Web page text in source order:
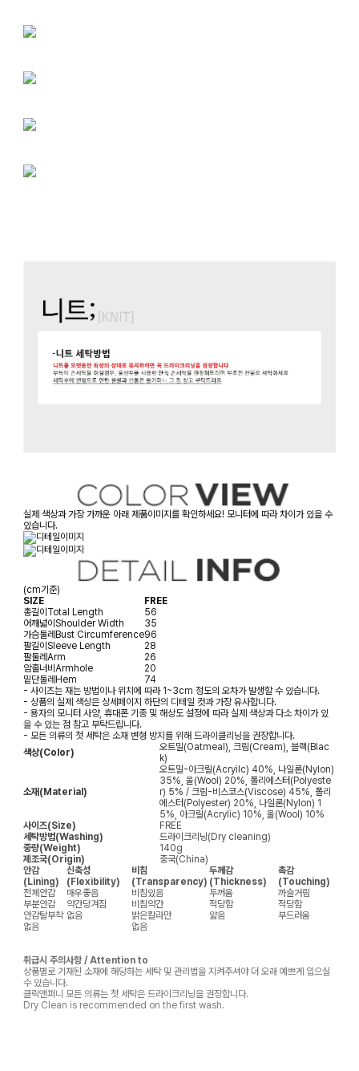
실제 색상과 가장 가까운 아래 제품이미지를 확인하세요! 모니터에 따라 차이가 있을 수
있습니다.
(cm기준)
SIZE
FREE
총길이 Total Length
56
어깨넓이 Shoulder Width
35
가슴둘레 Bust Circumference96
팔길이 Sleeve Length
28
팔둘레 Arm
26
암홀너비 Armhole
20
밑단둘레 Hem
74
- 사이즈는 재는 방법이나 위치에 따라 1~3cm 정도의 오차가 발생할 수 있습니다.
- 상품의 실제 색상은 상세페이지 하단의 디테일 컷과 가장 유사합니다.
- 용자의 모니터 사양, 휴대폰 기종 및 해상도 설정에 따라 실제 색상과 다소 차이가 있
을 수 있는 점 참고 부탁드립니다.
- 모든 의류의 첫 세탁은 소재 변형 방지를 위해 드라이클리닝을 권장합니다.
색상(Color)
오트밀(Oatmeal), 크림(Cream), 블랙(Blac
k)
소재(Material)
오트밀-아크릴(Acryilc) 40%, 나일론(Nylon)
35%, 울(Wool) 20%, 폴리에스터(Polyeste
r) 5% / 크림-비스코스(Viscose) 45%, 폴리
에스터(Polyester) 20%, 나일론(Nylon) 1
5%, 아크릴(Acrylic) 10%, 울(Wool) 10%
사이즈(Size)
FREE
세탁방법(Washing)
드라이크리닝(Dry cleaning)
중량(Weight)
140g
제조국(Origin)
중국(China)
안감
(Lining)
신축성
(Flexibility)
비침
(Transparency)
두께감
(Thickness)
촉감
(Touching)
전체안감
매우좋음 비침있음 두꺼움
까슬거림
부분안감
약간당겨짐 비침약간 적당함
적당함
안감탈부착 없음 밝은칼라만 얇음
부드러움
없음
없음
취급시 주의사항 / Attention to
상품별로 기재된 소재에 해당하는 세탁 및 관리법을 지켜주셔야 더 오래 예쁘게 입으실
수 있습니다.
클릭앤퍼니 모든 의류는 첫 세탁은 드라이크리닝을 권장합니다.
Dry Clean is recommended on the first wash.